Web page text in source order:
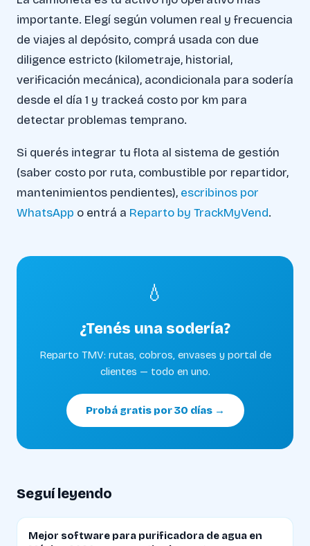
importante. Elegí según volumen real y frecuencia
de viajes al depósito, comprá usada con due
diligence estricto (kilometraje, historial,
verificación mecánica), acondicionala para sodería
desde el día 1 y trackeá costo por km para
detectar problemas temprano.
Si querés integrar tu flota al sistema de gestión
(saber costo por ruta, combustible por repartidor,
mantenimientos pendientes), escribinos por
WhatsApp o entrá a Reparto by TrackMyVend.
💧
¿Tenés una sodería?
Reparto TMV: rutas, cobros, envases y portal de
clientes — todo en uno.
Probá gratis por 30 días →
Seguí leyendo
Mejor software para purificadora de agua en